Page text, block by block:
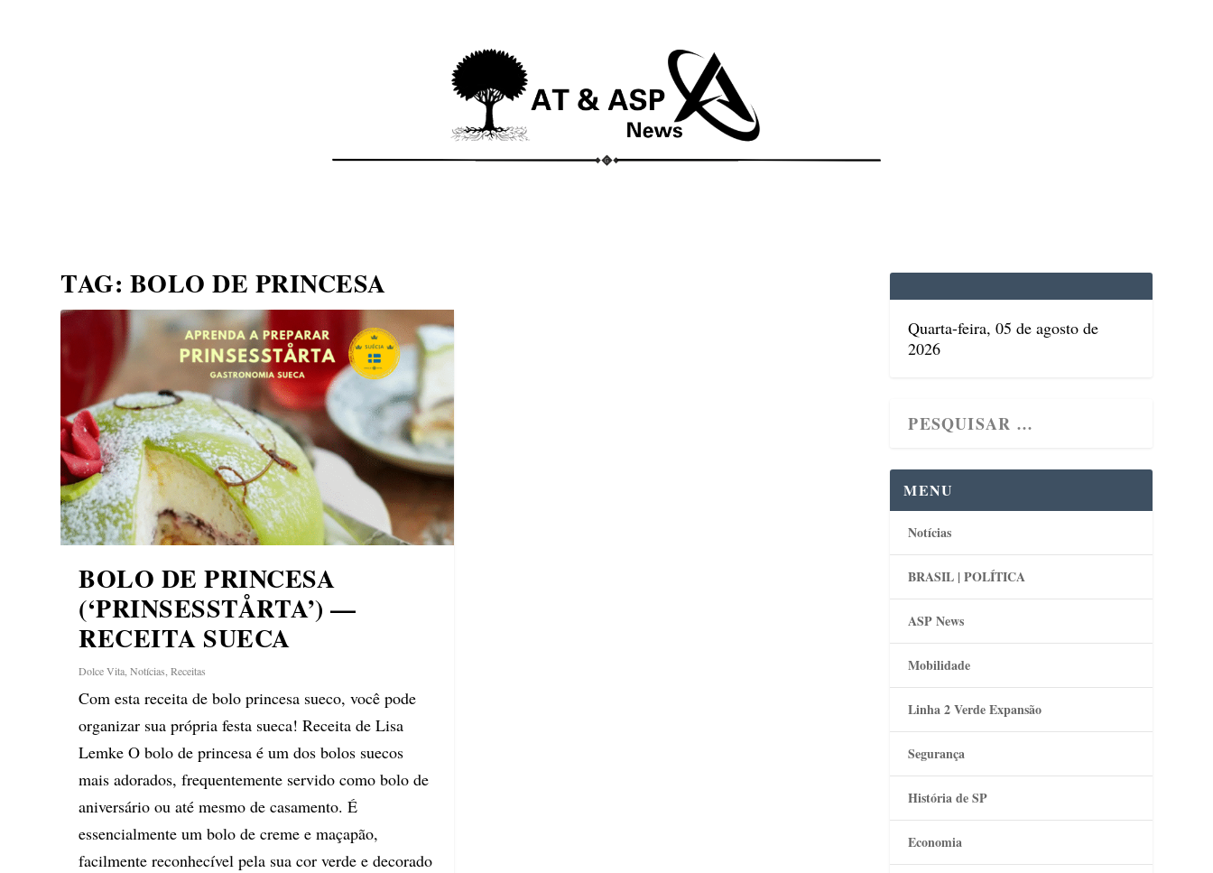
TAG: BOLO DE PRINCESA
BOLO DE PRINCESA
(‘PRINSESSTÅRTA’) —
RECEITA SUECA
Dolce Vita ,Notícias ,Receitas
Com esta receita de bolo princesa sueco, você pode
organizar sua própria festa sueca! Receita de Lisa
Lemke O bolo de princesa é um dos bolos suecos
mais adorados, frequentemente servido como bolo de
aniversário ou até mesmo de casamento. É
essencialmente um bolo de creme e maçapão,
facilmente reconhecível pela sua cor verde e decorado
Quarta-feira, 05 de agosto de
2026
MENU
Notícias
BRASIL | POLÍTICA
ASP News
Mobilidade
Linha 2 Verde Expansão
Segurança
História de SP
Economia